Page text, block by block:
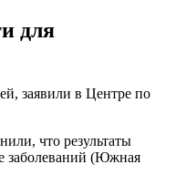
для
заявили в Центре по
что результаты
заболеваний (Южная